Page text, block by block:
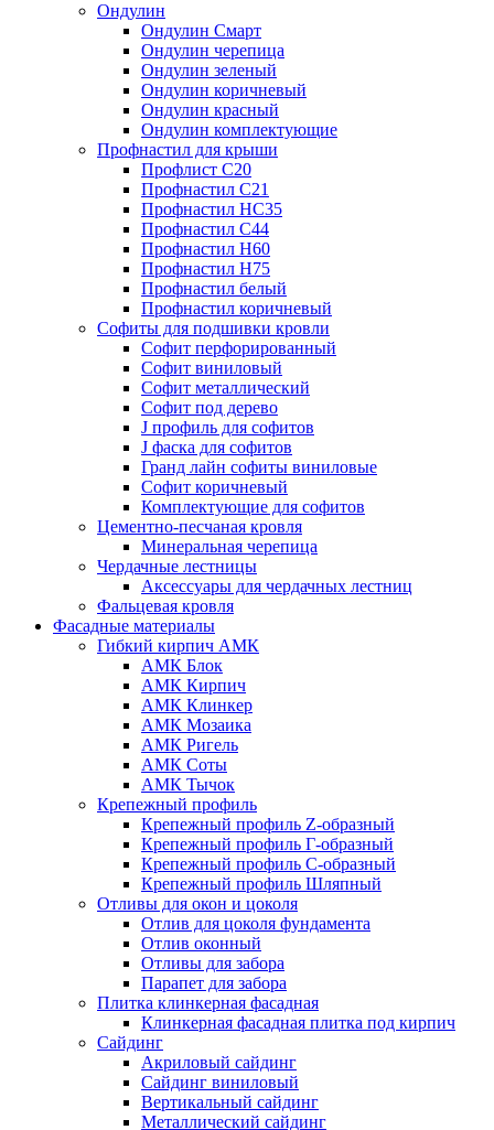
Ондулин
Ондулин Смарт
Ондулин черепица
Ондулин зеленый
Ондулин коричневый
Ондулин красный
Ондулин комплектующие
Профнастил для крыши
Профлист С20
Профнастил С21
Профнастил НС35
Профнастил С44
Профнастил Н60
Профнастил Н75
Профнастил белый
Профнастил коричневый
Софиты для подшивки кровли
Cофит перфорированный
Софит виниловый
Софит металлический
Софит под дерево
J профиль для софитов
J фаска для софитов
Гранд лайн софиты виниловые
Софит коричневый
Комплектующие для софитов
Цементно-песчаная кровля
Минеральная черепица
Чердачные лестницы
Аксессуары для чердачных лестниц
Фальцевая кровля
Фасадные материалы
Гибкий кирпич АМК
АМК Блок
АМК Кирпич
АМК Клинкер
АМК Мозаика
АМК Ригель
АМК Соты
АМК Тычок
Крепежный профиль
Крепежный профиль Z-образный
Крепежный профиль Г-образный
Крепежный профиль С-образный
Крепежный профиль Шляпный
Отливы для окон и цоколя
Отлив для цоколя фундамента
Отлив оконный
Отливы для забора
Парапет для забора
Плитка клинкерная фасадная
Клинкерная фасадная плитка под кирпич
Сайдинг
Акриловый сайдинг
Сайдинг виниловый
Вертикальный сайдинг
Металлический сайдинг